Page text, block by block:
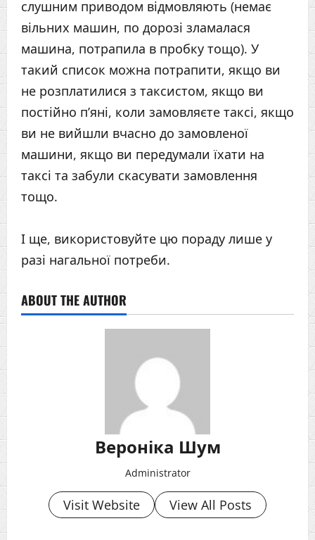
слушним приводом відмовляють (немає
вільних машин, по дорозі зламалася
машина, потрапила в пробку тощо). У
такий список можна потрапити, якщо ви
не розплатилися з таксистом, якщо ви
постійно п’яні, коли замовляєте таксі, якщо
ви не вийшли вчасно до замовленої
машини, якщо ви передумали їхати на
таксі та забули скасувати замовлення
тощо.
І ще, використовуйте цю пораду лише у
разі нагальної потреби.
ABOUT THE AUTHOR
Вероніка Шум
Administrator
Visit Website View All Posts